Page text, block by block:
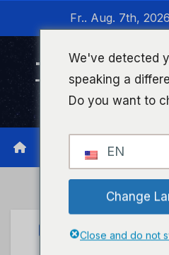
wechseln
Fr.. Aug. 7th, 2026
Timeline
Infonetzwerk für
UNCATEGORIZED
We've detected
speaking a
Do you want to
EN
Change
Close and do not